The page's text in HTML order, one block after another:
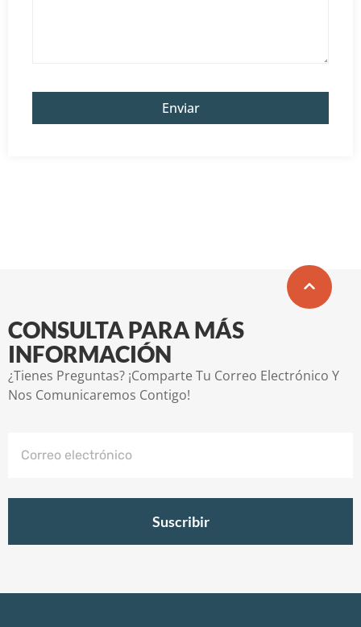
Enviar
CONSULTA PARA MÁS
INFORMACIÓN
¿Tienes Preguntas? ¡Comparte Tu Correo Electrónico Y
Nos Comunicaremos Contigo!
Suscribir